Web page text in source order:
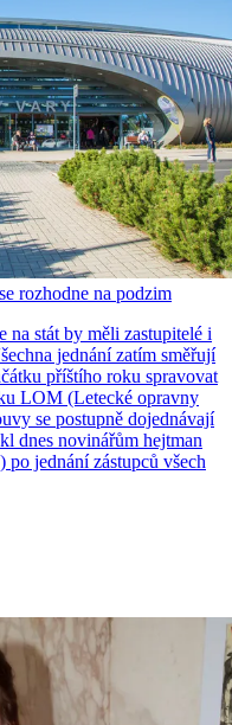
rozhodne na podzim
stát by měli zastupitelé i
jednání zatím směřují
příštího roku spravovat
LOM (Letecké opravny
se postupně dojednávají
dnes novinářům hejtman
jednání zástupců všech